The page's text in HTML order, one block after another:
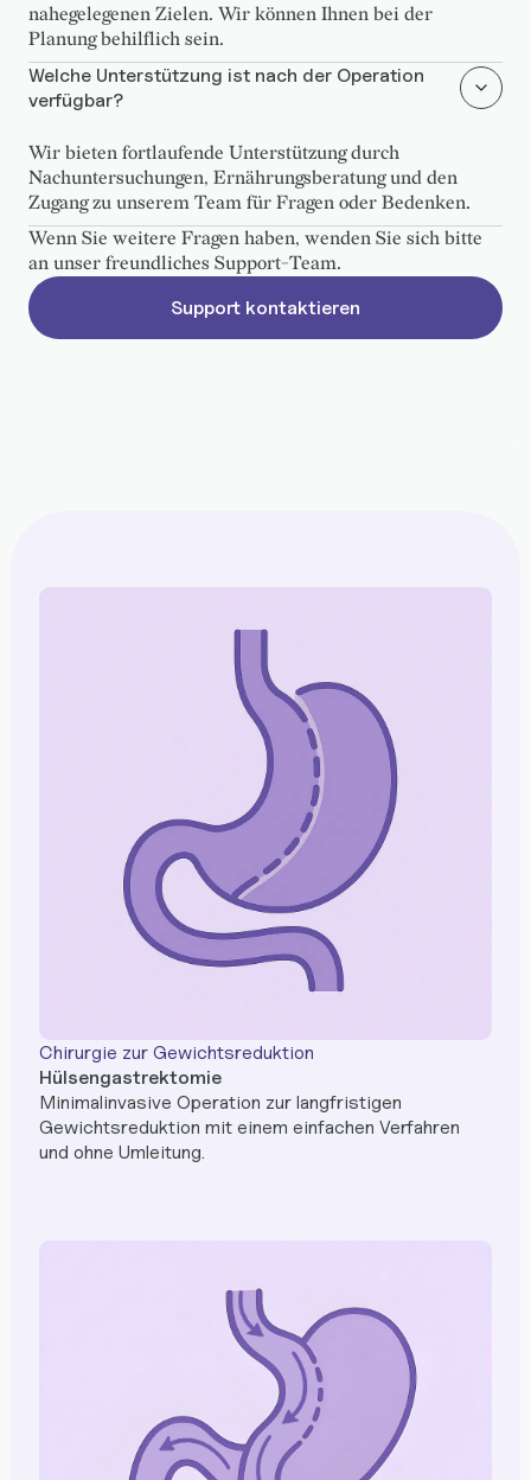
nahegelegenen Zielen. Wir können Ihnen bei der
Planung behilflich sein.
Welche Unterstützung ist nach der Operation
verfügbar?
Wir bieten fortlaufende Unterstützung durch
Nachuntersuchungen, Ernährungsberatung und den
Zugang zu unserem Team für Fragen oder Bedenken.
Wenn Sie weitere Fragen haben, wenden Sie sich bitte
an unser freundliches Support-Team.
Support kontaktieren
Chirurgie zur Gewichtsreduktion
Hülsengastrektomie
Minimalinvasive Operation zur langfristigen
Gewichtsreduktion mit einem einfachen Verfahren
und ohne Umleitung.